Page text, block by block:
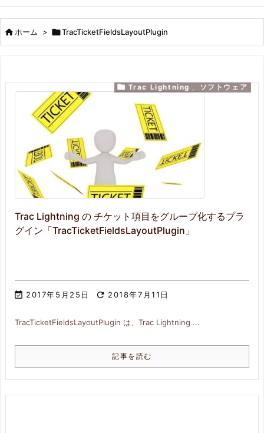
ホーム > TracTicketFieldsLayoutPlugin
Trac Lightning の チケット項目をグループ化するプラ
グイン「TracTicketFieldsLayoutPlugin」
 2017年5月25日  2018年7月11日
 Trac Lightning , ソフトウェア
TracTicketFieldsLayoutPlugin は、Trac Lightning ...
記事を読む